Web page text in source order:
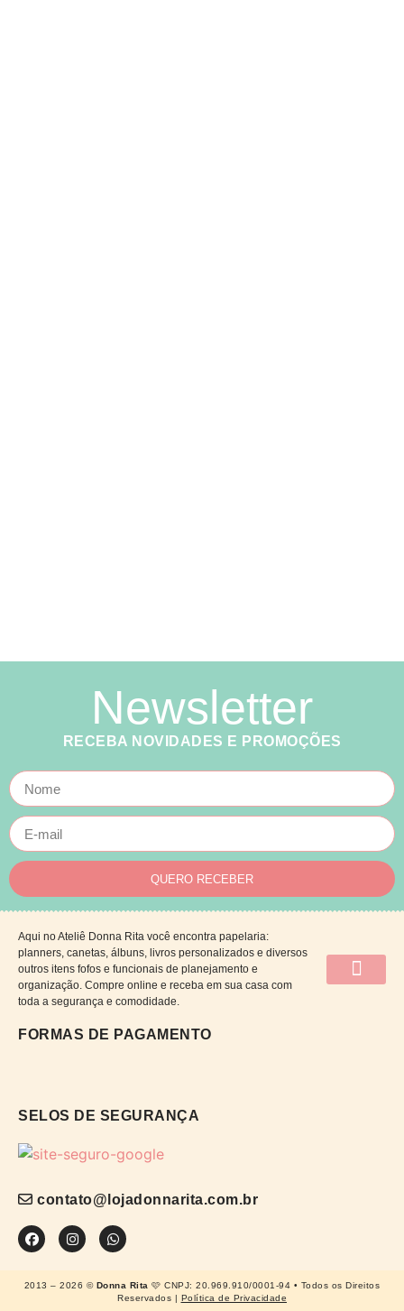
Newsletter
RECEBA NOVIDADES E PROMOÇÕES
QUERO RECEBER
Aqui no Ateliê Donna Rita você encontra papelaria:
planners, canetas, álbuns, livros personalizados e diversos
outros itens fofos e funcionais de planejamento e
organização. Compre online e receba em sua casa com
toda a segurança e comodidade.
FORMAS DE PAGAMENTO
SELOS DE SEGURANÇA
contato@lojadonnarita.com.br
2013 – 2026 © Donna Rita 🩷 CNPJ: 20.969.910/0001-94 • Todos os Direitos
Reservados | Política de Privacidade